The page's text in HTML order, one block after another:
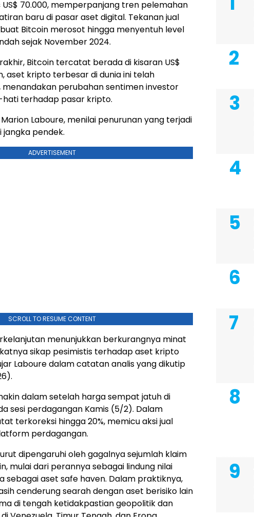
70.000, memperpanjang tren pelemahan
baru di pasar aset digital. Tekanan jual
Bitcoin merosot hingga menyentuh level
sejak November 2024.
Bitcoin tercatat berada di kisaran US$
aset kripto terbesar di dunia ini telah
menandakan perubahan sentimen investor
terhadap pasar kripto.
Laboure, menilai penurunan yang terjadi
jangka pendek.
ADVERTISEMENT
SCROLL TO RESUME CONTENT
menunjukkan berkurangnya minat
sikap pesimistis terhadap aset kripto
Laboure dalam catatan analis yang dikutip
dalam setelah harga sempat jatuh di
sesi perdagangan Kamis (5/2). Dalam
terkoreksi hingga 20%, memicu aksi jual
perdagangan.
dipengaruhi oleh gagalnya sejumlah klaim
mulai dari perannya sebagai lindung nilai
sebagai aset safe haven. Dalam praktiknya,
cenderung searah dengan aset berisiko lain
di tengah ketidakpastian geopolitik dan